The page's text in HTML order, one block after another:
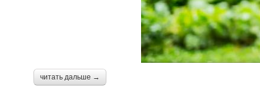
читать дальше →